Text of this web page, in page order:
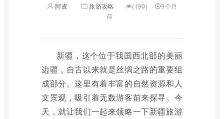
阿麦 旅游攻略 (190)
9个月
前
新疆，这个位于我国西北部的美丽
边疆，自古以来就是丝绸之路的重要组
成部分。这里有着丰富的自然资源和人
文景观，吸引着无数游客前来探寻。今
天，就让我们一起来领略一下新疆旅游